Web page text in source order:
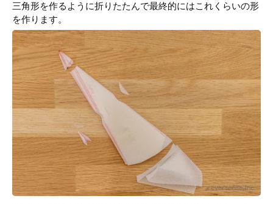
三角形を作るように折りたたんで最終的にはこれくらいの形
を作ります。